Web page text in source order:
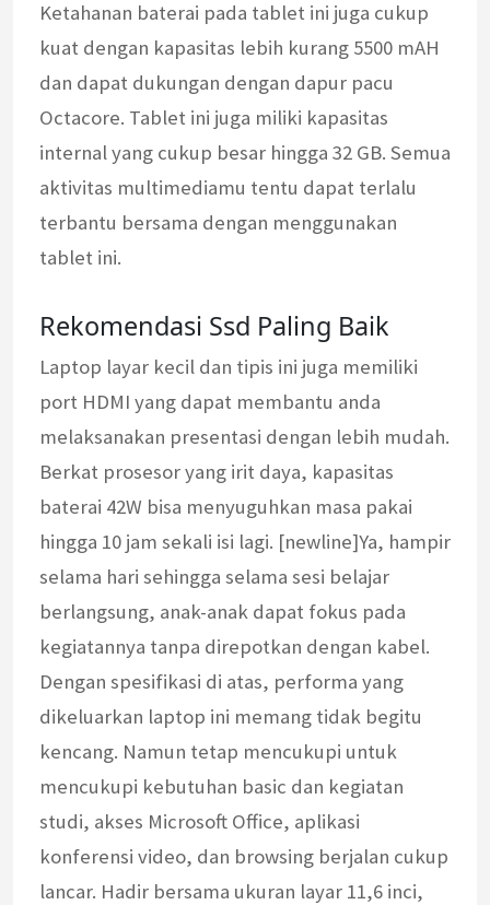
Ketahanan baterai pada tablet ini juga cukup
kuat dengan kapasitas lebih kurang 5500 mAH
dan dapat dukungan dengan dapur pacu
Octacore. Tablet ini juga miliki kapasitas
internal yang cukup besar hingga 32 GB. Semua
aktivitas multimediamu tentu dapat terlalu
terbantu bersama dengan menggunakan
tablet ini.
Rekomendasi Ssd Paling Baik
Laptop layar kecil dan tipis ini juga memiliki
port HDMI yang dapat membantu anda
melaksanakan presentasi dengan lebih mudah.
Berkat prosesor yang irit daya, kapasitas
baterai 42W bisa menyuguhkan masa pakai
hingga 10 jam sekali isi lagi. [newline]Ya, hampir
selama hari sehingga selama sesi belajar
berlangsung, anak-anak dapat fokus pada
kegiatannya tanpa direpotkan dengan kabel.
Dengan spesifikasi di atas, performa yang
dikeluarkan laptop ini memang tidak begitu
kencang. Namun tetap mencukupi untuk
mencukupi kebutuhan basic dan kegiatan
studi, akses Microsoft Office, aplikasi
konferensi video, dan browsing berjalan cukup
lancar. Hadir bersama ukuran layar 11,6 inci,